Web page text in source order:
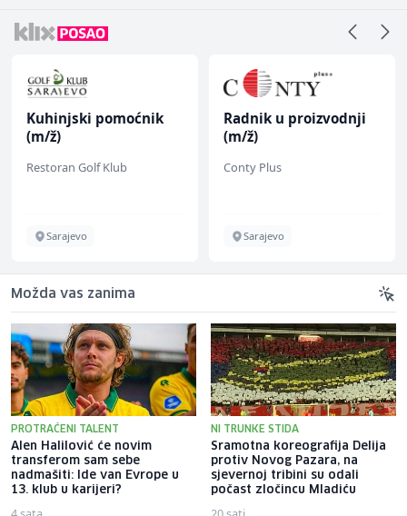
Kuhinjski pomoćnik
(m/ž)
Restoran Golf Klub
Sarajevo
Radnik u proizvodnji
(m/ž)
Conty Plus
Sarajevo
Možda vas zanima
PROTRAĆENI TALENT
Alen Halilović će novim
transferom sam sebe
nadmašiti: Ide van Evrope u
13. klub u karijeri?
NI TRUNKE STIDA
Sramotna koreografija Delija
protiv Novog Pazara, na
sjevernoj tribini su odali
počast zločincu Mladiću